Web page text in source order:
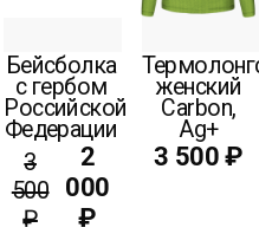
Бейсболка
с гербом
Российской
Федерации
3
500
₽
2
000
₽
женский
Carbon,
Ag+
3 500 ₽